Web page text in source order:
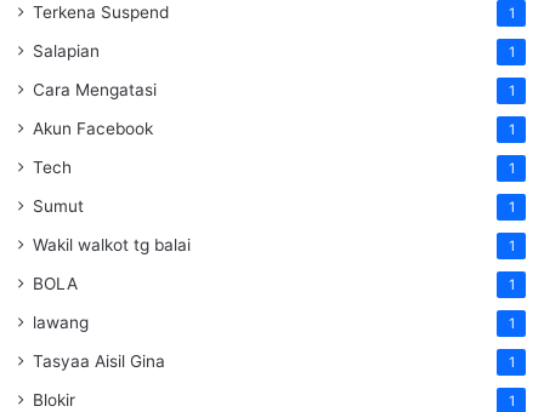
Terkena Suspend 1
Salapian 1
Cara Mengatasi 1
Akun Facebook 1
Tech 1
Sumut 1
Wakil walkot tg balai 1
BOLA 1
lawang 1
Tasyaa Aisil Gina 1
Blokir 1